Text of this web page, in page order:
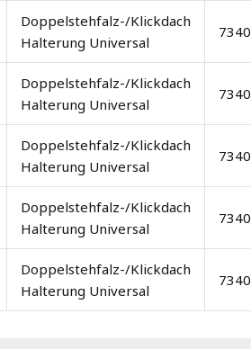
Doppelstehfalz-/Klickdach
Halterung Universal
Doppelstehfalz-/Klickdach
Halterung Universal
Doppelstehfalz-/Klickdach
Halterung Universal
Doppelstehfalz-/Klickdach
Halterung Universal
Doppelstehfalz-/Klickdach
Halterung Universal